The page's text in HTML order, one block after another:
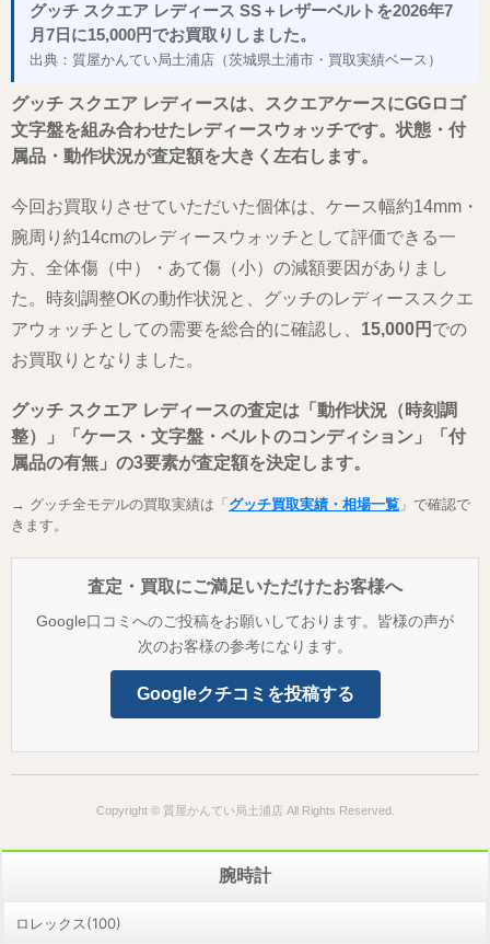
グッチ スクエア レディース SS＋レザーベルトを2026年7
月7日に15,000円でお買取りしました。
出典：質屋かんてい局土浦店（茨城県土浦市・買取実績ベース）
グッチ スクエア レディースは、スクエアケースにGGロゴ
文字盤を組み合わせたレディースウォッチです。状態・付
属品・動作状況が査定額を大きく左右します。
今回お買取りさせていただいた個体は、ケース幅約14mm・
腕周り約14cmのレディースウォッチとして評価できる一
方、全体傷（中）・あて傷（小）の減額要因がありまし
た。時刻調整OKの動作状況と、グッチのレディーススクエ
アウォッチとしての需要を総合的に確認し、 15,000円 での
お買取りとなりました。
グッチ スクエア レディースの査定は「動作状況（時刻調
整）」「ケース・文字盤・ベルトのコンディション」「付
属品の有無」の3要素が査定額を決定します。
→ グッチ全モデルの買取実績は「 グッチ買取実績・相場一覧 」で確認で
きます。
査定・買取にご満足いただけたお客様へ
Google口コミへのご投稿をお願いしております。皆様の声が
次のお客様の参考になります。
Googleクチコミを投稿する
Copyright © 質屋かんてい局土浦店 All Rights Reserved.
腕時計
ロレックス(100)